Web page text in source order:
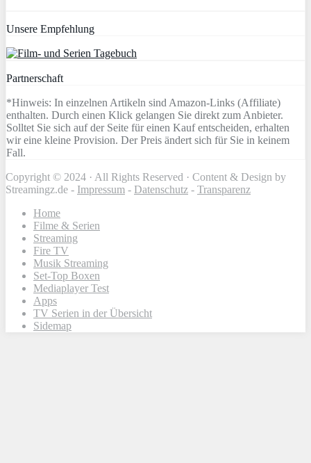
Unsere Empfehlung
Partnerschaft
*Hinweis: In einzelnen Artikeln sind Amazon-Links (Affiliate)
enthalten. Durch einen Klick gelangen Sie direkt zum Anbieter.
Solltet Sie sich auf der Seite für einen Kauf entscheiden, erhalten
wir eine kleine Provision. Der Preis ändert sich für Sie in keinem
Fall.
Copyright © 2024 · All Rights Reserved · Content & Design by
Streamingz.de - Impressum - Datenschutz - Transparenz
Home
Filme & Serien
Streaming
Fire TV
Musik Streaming
Set-Top Boxen
Mediaplayer Test
Apps
TV Serien in der Übersicht
Sidemap